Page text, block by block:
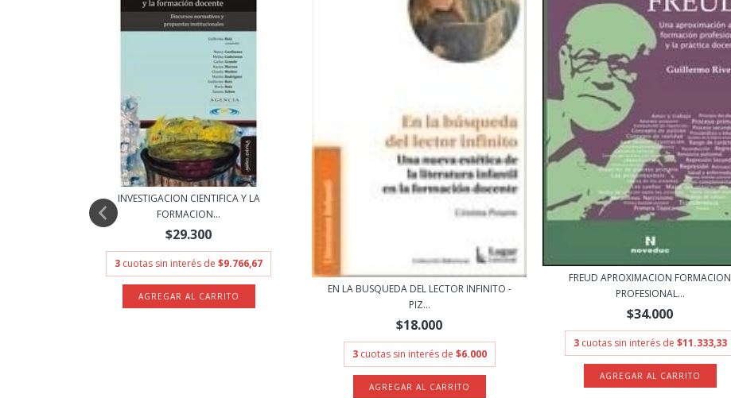
INVESTIGACION CIENTIFICA Y LA
FORMACION...
$29.300
3 cuotas sin interés de $9.766,67
EN LA BUSQUEDA DEL LECTOR INFINITO -
PIZ...
$18.000
3 cuotas sin interés de $6.000
FREUD APROXIMACION FORMACION
PROFESIONAL...
$34.000
3 cuotas sin interés de $11.333,33